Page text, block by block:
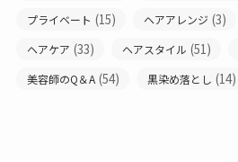
プライベート (15) ヘアアレンジ (3)
ヘアケア (33) ヘアスタイル (51)
美容師のQ＆A (54) 黒染め落とし (14)